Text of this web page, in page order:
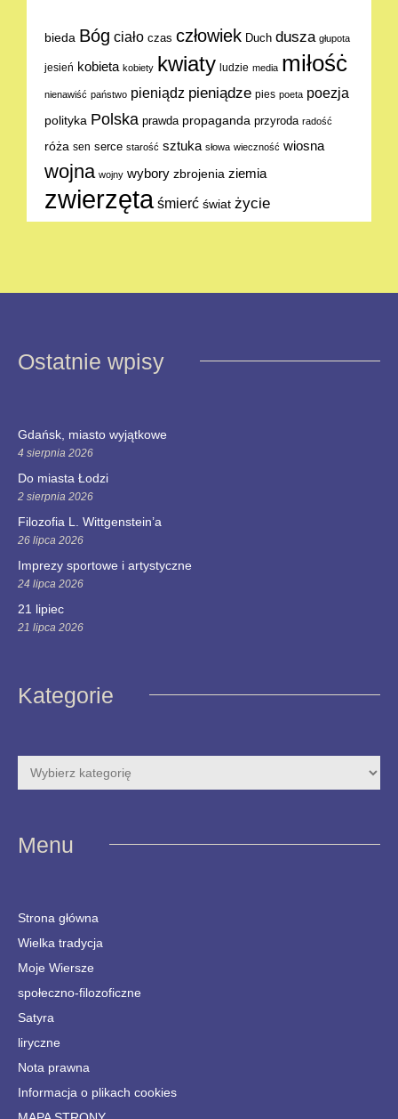
bieda Bóg ciało czas człowiek Duch dusza głupota
jesień kobieta kobiety kwiaty ludzie media miłośċ
nienawiść państwo pieniądz pieniądze pies poeta poezja
polityka Polska prawda propaganda przyroda radość
róża sen serce starość sztuka słowa wieczność wiosna
wojna wojny wybory zbrojenia ziemia
zwierzęta śmierć świat życie
Ostatnie wpisy
Gdańsk, miasto wyjątkowe
4 sierpnia 2026
Do miasta Łodzi
2 sierpnia 2026
Filozofia L. Wittgenstein’a
26 lipca 2026
Imprezy sportowe i artystyczne
24 lipca 2026
21 lipiec
21 lipca 2026
Kategorie
Menu
Strona główna
Wielka tradycja
Moje Wiersze
społeczno-filozoficzne
Satyra
liryczne
Nota prawna
Informacja o plikach cookies